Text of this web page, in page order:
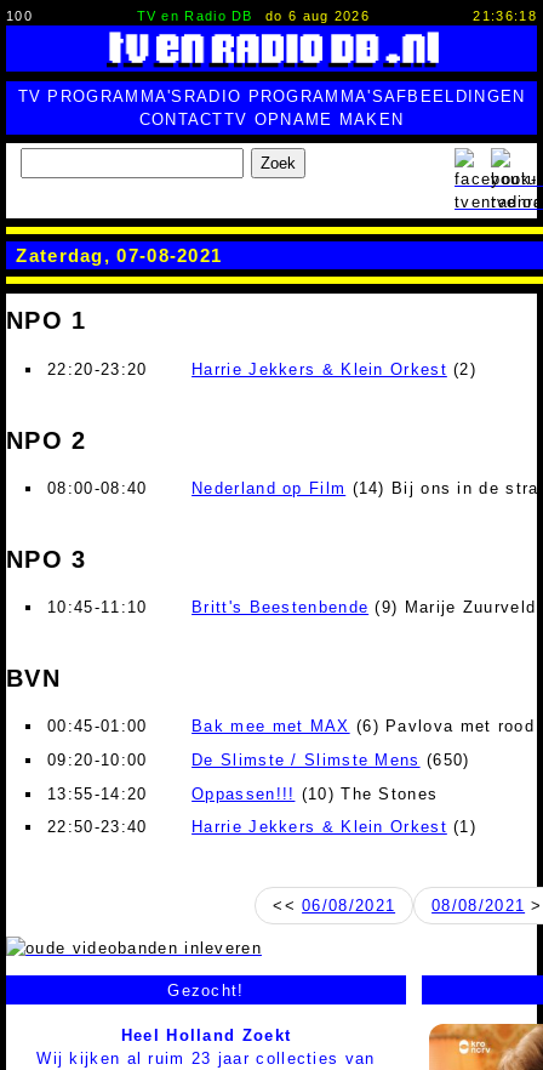
100 TV en Radio DB do 6 aug 2026 21:36:18
TV PROGRAMMA'S RADIO PROGRAMMA'SAFBEELDINGEN
CONTACTTV OPNAME MAKEN
Zoek
Zaterdag, 07-08-2021
NPO 1
22:20-23:20 Harrie Jekkers & Klein Orkest (2)
NPO 2
08:00-08:40 Nederland op Film (14) Bij ons in de
NPO 3
10:45-11:10 Britt's Beestenbende (9) Marije
BVN
00:45-01:00 Bak mee met MAX (6) Pavlova met rood
09:20-10:00
De Slimste / Slimste Mens (650)
13:55-14:20
Oppassen!!! (10) The Stones
22:50-23:40
Harrie Jekkers & Klein Orkest (1)
<<06/08/2021 08/08/2021
Gezocht!
Heel Holland Zoekt
Wij kijken al ruim 23 jaar collecties van